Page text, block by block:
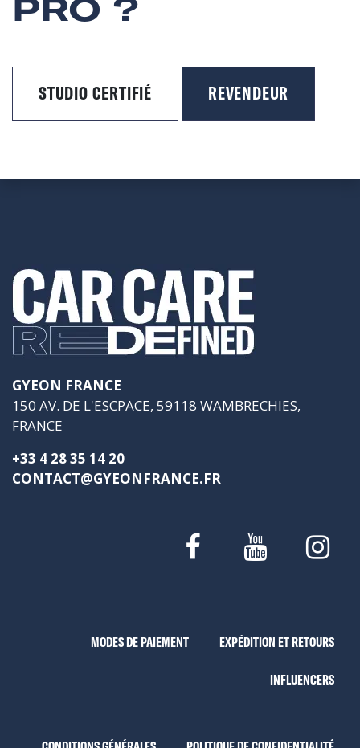
PRO ?
STUDIO CERTIFIÉ REVENDEUR
GYEON FRANCE
150 AV. DE L'ESCPACE, 59118 WAMBRECHIES,
FRANCE
+33 4 28 35 14 20
CONTACT@GYEONFRANCE.FR
MODES DE PAIEMENT EXPÉDITION ET RETOURS
INFLUENCERS